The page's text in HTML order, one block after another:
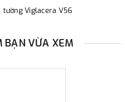
BẠN VỪA XEM